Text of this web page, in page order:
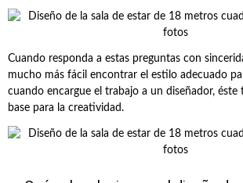
Cuando responda a estas preguntas con
mucho más fácil encontrar el estilo adecuado
cuando encargue el trabajo a un diseñador, éste
base para la creatividad.